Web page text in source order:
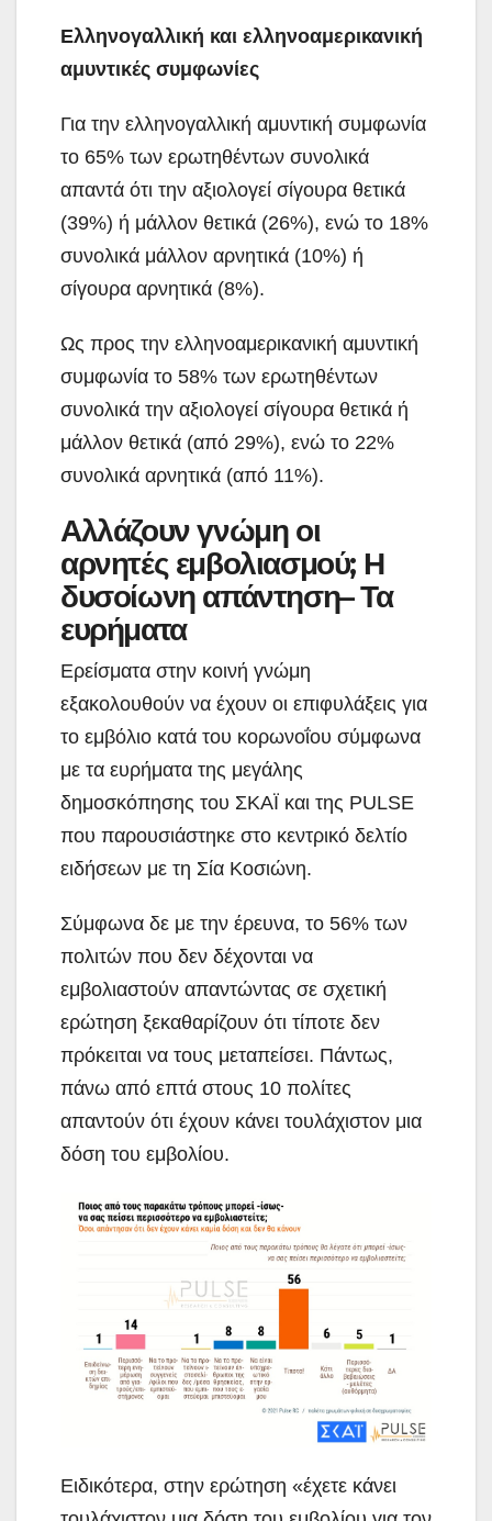
Ελληνογαλλική και ελληνοαμερικανική
αμυντικές συμφωνίες
Για την ελληνογαλλική αμυντική συμφωνία
το 65% των ερωτηθέντων συνολικά
απαντά ότι την αξιολογεί σίγουρα θετικά
(39%) ή μάλλον θετικά (26%), ενώ το 18%
συνολικά μάλλον αρνητικά (10%) ή
σίγουρα αρνητικά (8%).
Ως προς την ελληνοαμερικανική αμυντική
συμφωνία το 58% των ερωτηθέντων
συνολικά την αξιολογεί σίγουρα θετικά ή
μάλλον θετικά (από 29%), ενώ το 22%
συνολικά αρνητικά (από 11%).
Αλλάζουν γνώμη οι
αρνητές εμβολιασμού; Η
δυσοίωνη απάντηση– Τα
ευρήματα
Ερείσματα στην κοινή γνώμη
εξακολουθούν να έχουν οι επιφυλάξεις για
το εμβόλιο κατά του κορωνοΐου σύμφωνα
με τα ευρήματα της μεγάλης
δημοσκόπησης του ΣΚΑΪ και της PULSE
που παρουσιάστηκε στο κεντρικό δελτίο
ειδήσεων με τη Σία Κοσιώνη.
Σύμφωνα δε με την έρευνα, το 56% των
πολιτών που δεν δέχονται να
εμβολιαστούν απαντώντας σε σχετική
ερώτηση ξεκαθαρίζουν ότι τίποτε δεν
πρόκειται να τους μεταπείσει. Πάντως,
πάνω από επτά στους 10 πολίτες
απαντούν ότι έχουν κάνει τουλάχιστον μια
δόση του εμβολίου.
Ειδικότερα, στην ερώτηση «έχετε κάνει